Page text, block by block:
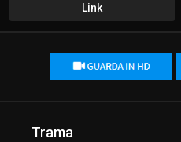
Link
Trama